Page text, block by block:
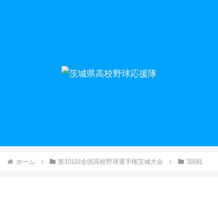
ホーム 第101回全国高校野球選手権茨城大会 3回戦